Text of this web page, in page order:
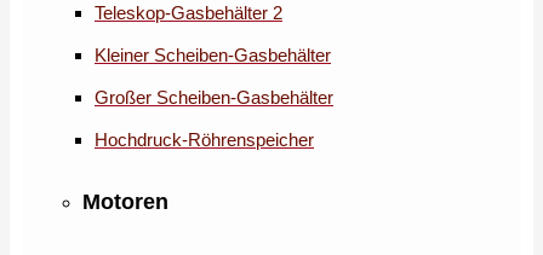
Teleskop-Gasbehälter 2
Kleiner Scheiben-Gasbehälter
Großer Scheiben-Gasbehälter
Hochdruck-Röhrenspeicher
Motoren